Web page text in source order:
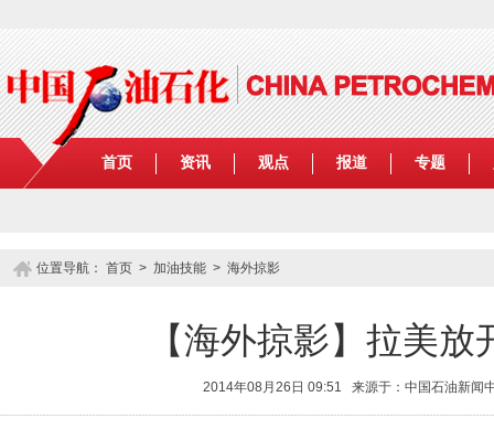
首页 资讯 观点 报道 专题
位置导航： 首页 > 加油技能 > 海外掠影
【海外掠影】拉美放
2014年08月26日 09:51 来源于：中国石油新